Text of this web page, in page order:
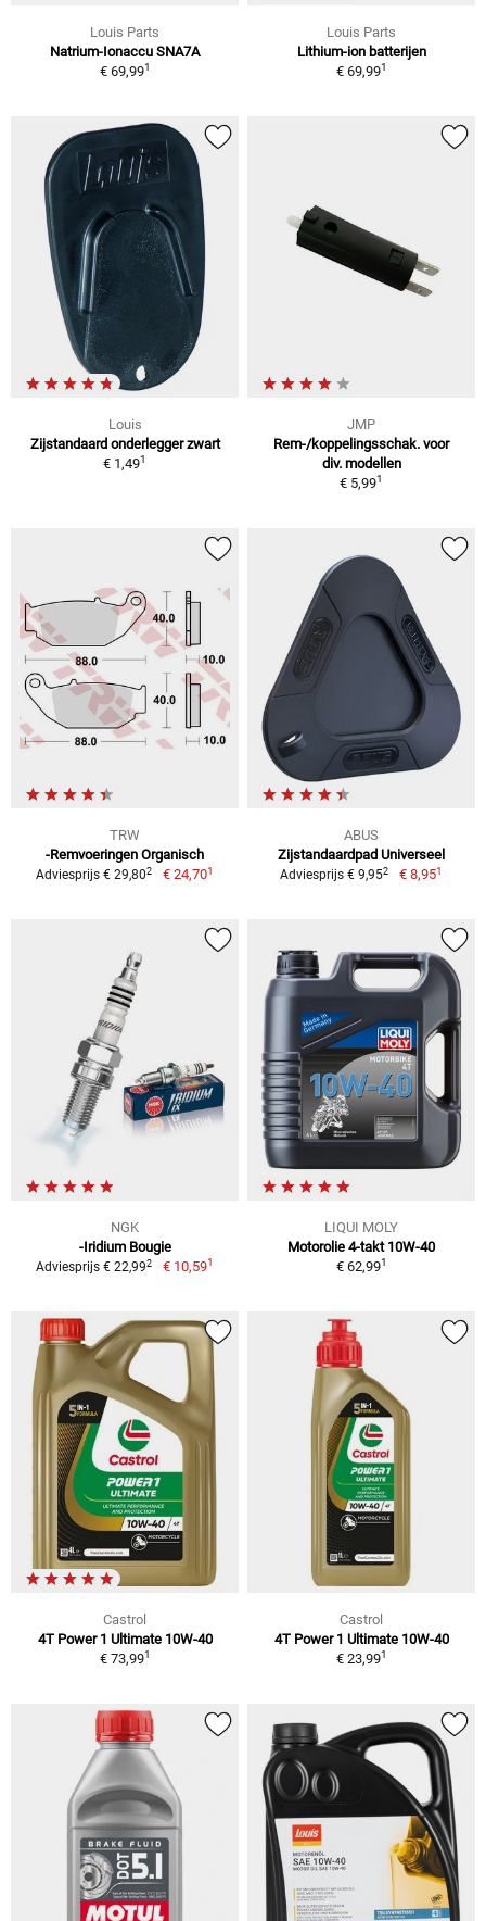
Louis Parts
Natrium-Ionaccu SNA7A
€ 69,991
Louis Parts
Lithium-ion batterijen
€ 69,991
Louis
Zijstandaard onderlegger zwart
€ 1,491
JMP
Rem-/koppelingsschak. voor
div. modellen
€ 5,991
TRW
-Remvoeringen Organisch
Adviesprijs € 29,802 € 24,701
ABUS
Zijstandaardpad Universeel
Adviesprijs € 9,952 € 8,951
NGK
-Iridium Bougie
Adviesprijs € 22,992 € 10,591
LIQUI MOLY
Motorolie 4-takt 10W-40
€ 62,991
Castrol
4T Power 1 Ultimate 10W-40
€ 73,991
Castrol
4T Power 1 Ultimate 10W-40
€ 23,991